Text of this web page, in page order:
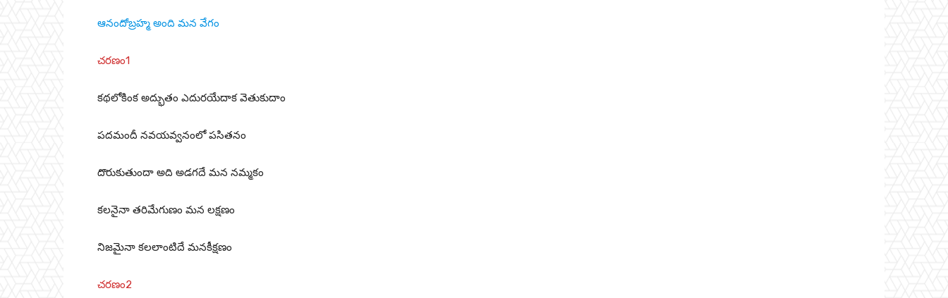
ఆనందోబ్రహ్మ అంది మన వేగం
చరణం1
కథలోకింక అద్భుతం ఎదురయేదాక వెతుకుదాం
పదమందీ నవయవ్వనంలో పసితనం
దొరుకుతుందా అది అడగదే మన నమ్మకం
కలనైనా తరిమేగుణం మన లక్షణం
నిజమైనా కలలాంటిదే మనకీక్షణం
చరణం2